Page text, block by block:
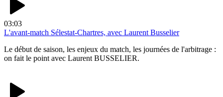
03:03
L'avant-match Sélestat-Chartres, avec Laurent Busselier
Le début de saison, les enjeux du match, les journées de l'arbitrage :
on fait le point avec Laurent BUSSELIER.